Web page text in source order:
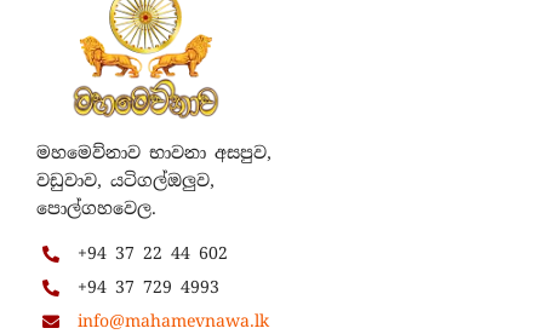
මහමෙව්නාව භාවනා අසපුව,
වඩුවාව, යටිගල්ඔලුව,
පොල්ගහවෙල.
+94 37 22 44 602
+94 37 729 4993
info@mahamevnawa.lk